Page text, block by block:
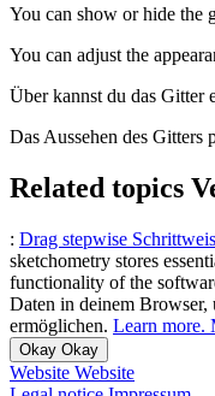
You can show or hide the
You can adjust the
Überkannst du das Gitter
Das Aussehen des Gitters
Related topics
: Drag stepwise
sketchometry stores
functionality of the
Daten in deinem
ermöglichen. Learn more.
Okay Okay
Website Website